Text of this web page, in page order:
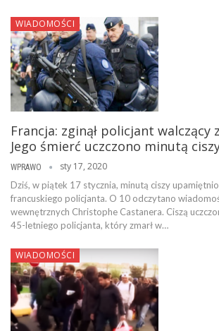
WIADOMOŚCI
Francja: zginął policjant walczący
Jego śmierć uczczono minutą
WPRAWO sty 17, 2020
Dziś, w piątek 17 stycznia, minutą ciszy
francuskiego policjanta. O 10 odczytano
wewnętrznych Christophe Castanera. Ciszą
45-letniego policjanta, który zmarł w…
WIADOMOŚCI